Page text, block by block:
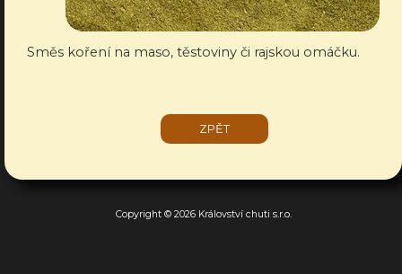
Směs koření na maso, těstoviny či rajskou omáčku.
ZPĚT
Copyright © 2026 Království chuti s.r.o.